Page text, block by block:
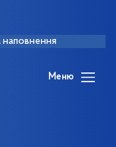
наповнення
Меню